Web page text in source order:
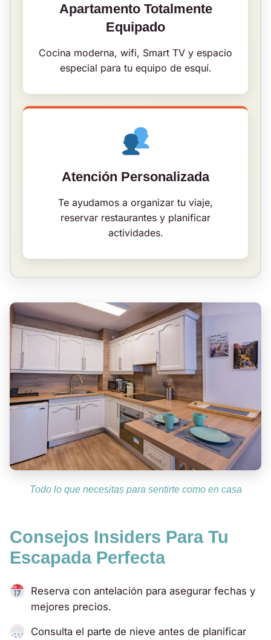
Apartamento Totalmente
Equipado
Cocina moderna, wifi, Smart TV y espacio
especial para tu equipo de esquí.
Atención Personalizada
Te ayudamos a organizar tu viaje,
reservar restaurantes y planificar
actividades.
Todo lo que necesitas para sentirte como en casa
Consejos Insiders Para Tu
Escapada Perfecta
Reserva con antelación para asegurar fechas y
mejores precios.
Consulta el parte de nieve antes de planificar